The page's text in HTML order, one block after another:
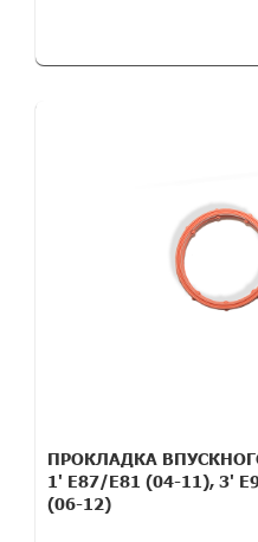
ПРОКЛАДКА
1' E87/E81 (04-11), 3'
(06-12)